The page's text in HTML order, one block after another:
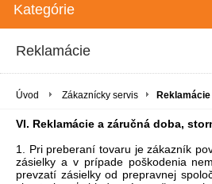
Kategórie
Reklamácie
Úvod Zákaznícky servis Reklamácie
VI. Reklamácie a záručná doba,
1. Pri preberaní tovaru je zákazník
zásielky a v prípade poškodenia
prevzatí zásielky od prepravnej